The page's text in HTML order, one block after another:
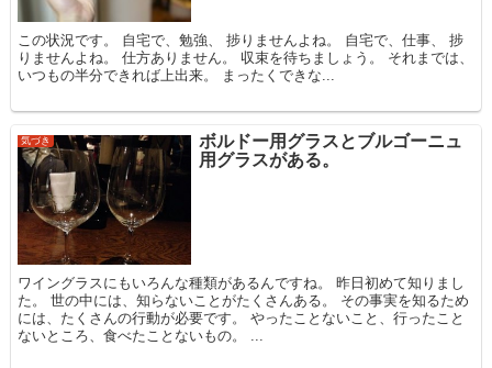
この状況です。 自宅で、勉強、 捗りませんよね。 自宅で、仕事、 捗
りませんよね。 仕方ありません。 収束を待ちましょう。 それまでは、
いつもの半分できれば上出来。 まったくできな...
気づき
ボルドー用グラスとブルゴーニュ
用グラスがある。
ワイングラスにもいろんな種類があるんですね。 昨日初めて知りまし
た。 世の中には、知らないことがたくさんある。 その事実を知るため
には、たくさんの行動が必要です。 やったことないこと、行ったこと
ないところ、食べたことないもの。 ...